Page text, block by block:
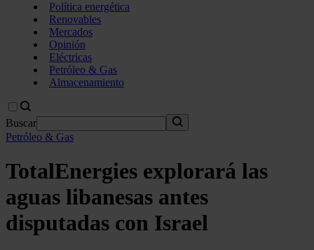
Política energética
Renovables
Mercados
Opinión
Eléctricas
Petróleo & Gas
Almacenamiento
Buscar
Petróleo & Gas
TotalEnergies explorará las
aguas libanesas antes
disputadas con Israel